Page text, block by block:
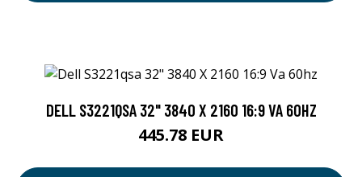
DELL S3221QSA 32" 3840 X 2160 16:9 VA 60HZ
445.78 EUR